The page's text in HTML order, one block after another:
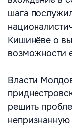
шага
Кишинёве о
возможности
Власти
решить
непризнанную